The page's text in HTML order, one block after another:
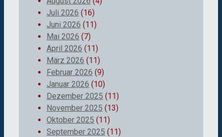
Juli 2026 (16)
Juni 2026 (11)
Mai 2026 (7)
April 2026 (11)
März 2026 (11)
Februar 2026 (9)
Januar 2026 (10)
Dezember 2025 (11)
November 2025 (13)
Oktober 2025 (11)
September 2025 (11)